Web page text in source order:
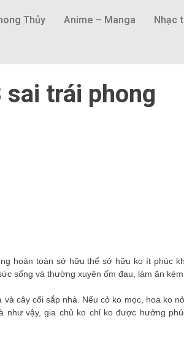
Thủy Anime – Manga Nhạc
trái phong
hoàn toàn sở hữu thể sở hữu ko ít phúc
sống và thường xuyên ốm đau, làm ăn kém.
và cây cối sắp nhà. Nếu cỏ ko mọc, hoa ko
như vậy, gia chủ ko chỉ ko được hưởng